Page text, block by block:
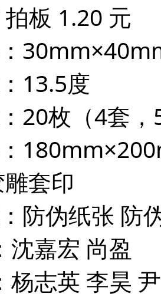
拍板 1.20 元
13.5度
20枚（4套
套印
防伪纸张 防
沈嘉宏 尚盈
杨志英 李昊